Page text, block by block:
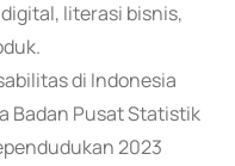
literasi bisnis,
di Indonesia
Badan Pusat Statistik
2023